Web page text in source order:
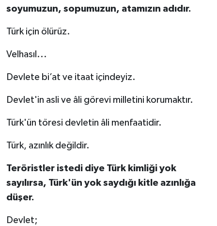
soyumuzun, sopumuzun, atamızın adıdır.
Türk için ölürüz.
Velhasıl...
Devlete bi’at ve itaat içindeyiz.
Devlet'in asli ve âli görevi milletini korumaktır.
Türk'ün töresi devletin âli menfaatidir.
Türk, azınlık değildir.
Teröristler istedi diye Türk kimliği yok
sayılırsa, Türk'ün yok saydığı kitle azınlığa
düşer.
Devlet;